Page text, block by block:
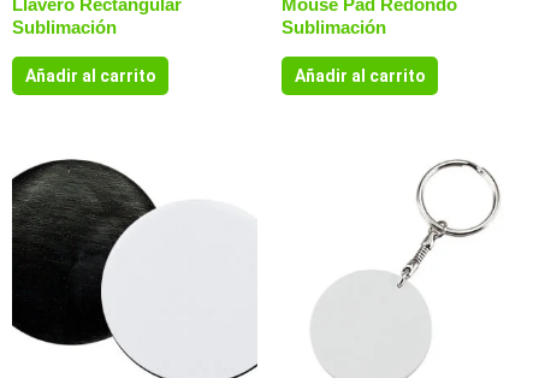
Llavero Rectangular
Sublimación
Añadir al carrito
Mouse Pad Redondo
Sublimación
Añadir al carrito